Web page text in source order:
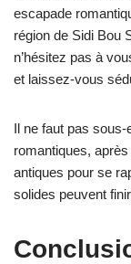
escapade
région de Sidi Bou
n’hésitez pas à
et laissez-vous
Il ne faut pas sous-
romantiques,
antiques pour se
solides peuvent